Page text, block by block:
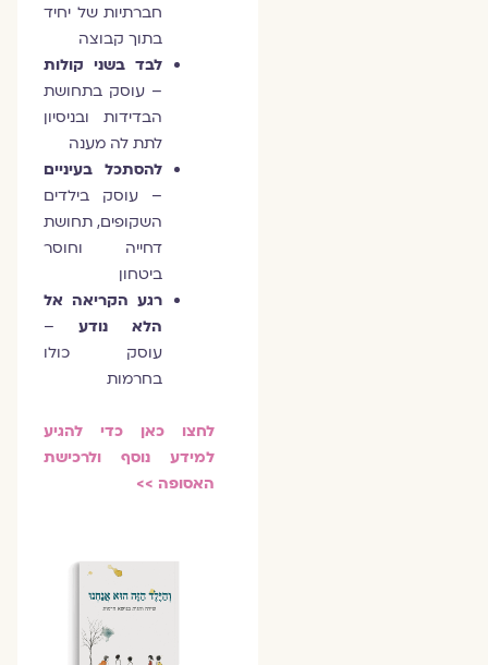
חברתיות של יחיד
בתוך קבוצה
לבד בשני קולות
– עוסק בתחושת
הבדידות ובניסיון
לתת לה מענה
להסתכל בעיניים
– עוסק בילדים
השקופים, תחושת
דחייה וחוסר
ביטחון
רגע הקריאה אל
הלא נודע–
עוסק כולו
בחרמות
לחצו כאן כדי להגיע
למידע נוסף ולרכישת
האסופה >>